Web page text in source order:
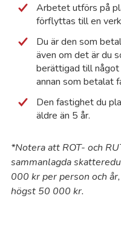
Arbetet utförs på
förflyttas till en
Du är den som
även om det är du
berättigad till
annan som betalat
Den fastighet du
äldre än 5 år.
*Notera att ROT- och
sammanlagda
000 kr per person och
högst 50 000 kr.